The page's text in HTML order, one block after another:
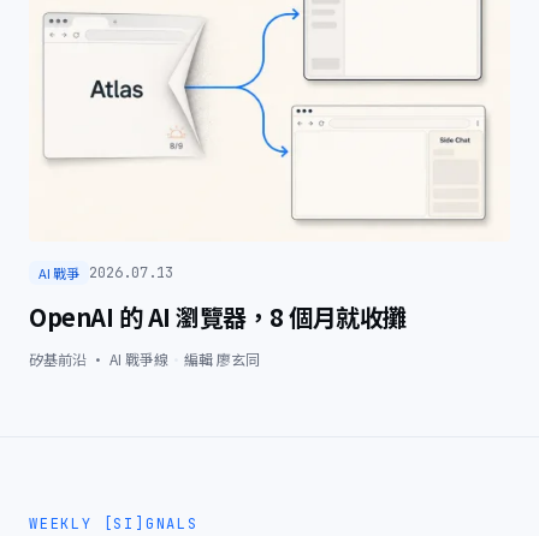
AI 戰爭 2026.07.13
OpenAI 的 AI 瀏覽器，8 個月就收攤
矽基前沿 · AI 戰爭線 編輯廖玄同
WEEKLY [SI]GNALS